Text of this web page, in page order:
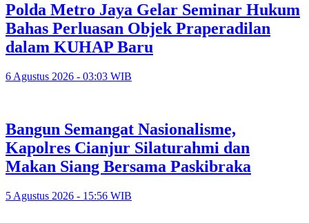
Polda Metro Jaya Gelar Seminar Hukum
Bahas Perluasan Objek Praperadilan
dalam KUHAP Baru
6 Agustus 2026 - 03:03 WIB
Bangun Semangat Nasionalisme,
Kapolres Cianjur Silaturahmi dan
Makan Siang Bersama Paskibraka
5 Agustus 2026 - 15:56 WIB